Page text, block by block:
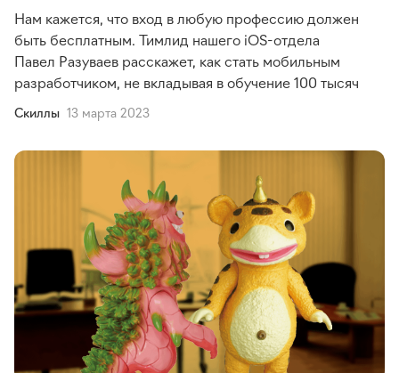
Нам кажется, что вход в любую профессию должен
быть бесплатным. Тимлид нашего iOS-отдела
Павел Разуваев расскажет, как стать мобильным
разработчиком, не вкладывая в обучение 100 тысяч
Cкиллы 13 марта 2023